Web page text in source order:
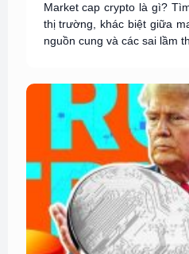
Market cap crypto là gì?
thị trường, khác biệt giữa
nguồn cung và các sai lầm